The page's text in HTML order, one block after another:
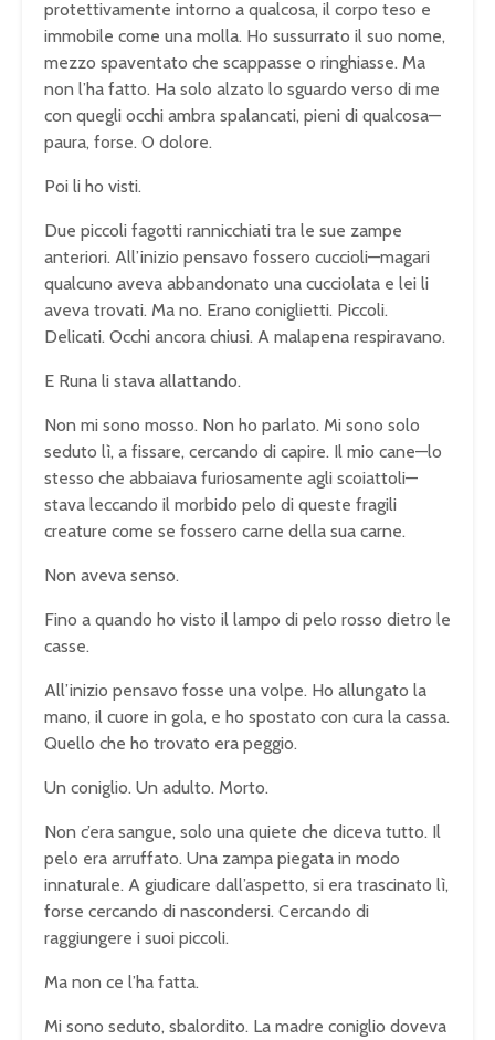
protettivamente intorno a qualcosa, il corpo teso e
immobile come una molla. Ho sussurrato il suo nome,
mezzo spaventato che scappasse o ringhiasse. Ma
non l’ha fatto. Ha solo alzato lo sguardo verso di me
con quegli occhi ambra spalancati, pieni di qualcosa—
paura, forse. O dolore.
Poi li ho visti.
Due piccoli fagotti rannicchiati tra le sue zampe
anteriori. All’inizio pensavo fossero cuccioli—magari
qualcuno aveva abbandonato una cucciolata e lei li
aveva trovati. Ma no. Erano coniglietti. Piccoli.
Delicati. Occhi ancora chiusi. A malapena respiravano.
E Runa li stava allattando.
Non mi sono mosso. Non ho parlato. Mi sono solo
seduto lì, a fissare, cercando di capire. Il mio cane—lo
stesso che abbaiava furiosamente agli scoiattoli—
stava leccando il morbido pelo di queste fragili
creature come se fossero carne della sua carne.
Non aveva senso.
Fino a quando ho visto il lampo di pelo rosso dietro le
casse.
All’inizio pensavo fosse una volpe. Ho allungato la
mano, il cuore in gola, e ho spostato con cura la cassa.
Quello che ho trovato era peggio.
Un coniglio. Un adulto. Morto.
Non c’era sangue, solo una quiete che diceva tutto. Il
pelo era arruffato. Una zampa piegata in modo
innaturale. A giudicare dall’aspetto, si era trascinato lì,
forse cercando di nascondersi. Cercando di
raggiungere i suoi piccoli.
Ma non ce l’ha fatta.
Mi sono seduto, sbalordito. La madre coniglio doveva